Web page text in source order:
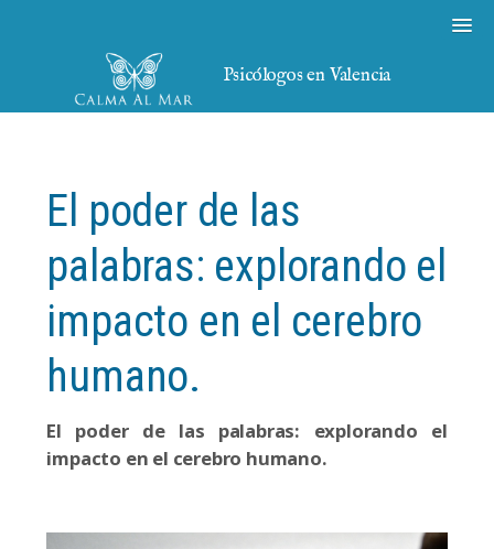
Psicólogos en Valencia
El poder de las
palabras: explorando el
impacto en el cerebro
humano.
El poder de las palabras: explorando el
impacto en el cerebro humano.